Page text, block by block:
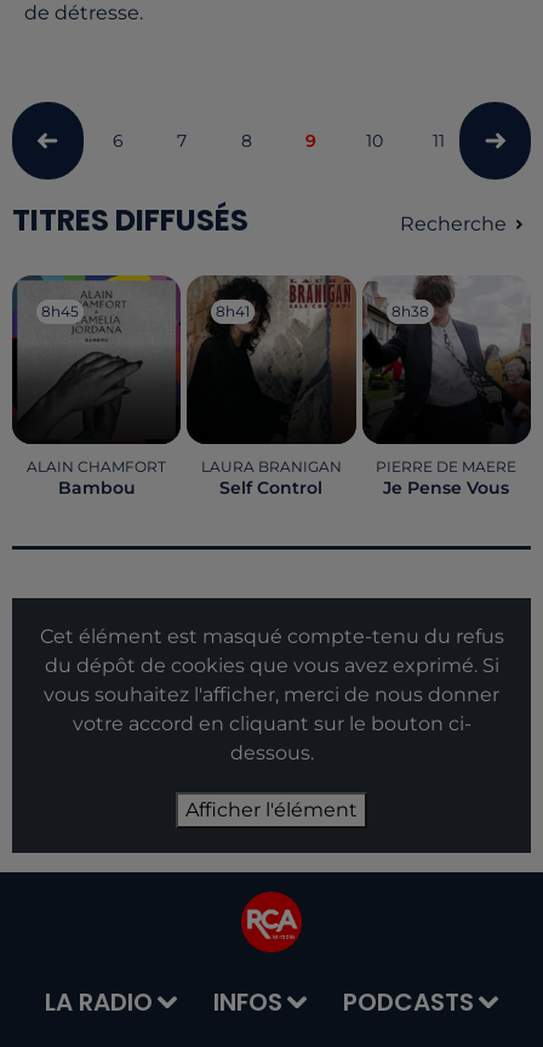
de détresse.
6 7 8 9 10 11 12
TITRES DIFFUSÉS Recherche
8h45
8h45
ALAIN CHAMFORT
Bambou
8h41
8h41
LAURA BRANIGAN
Self Control
8h38
8h38
PIERRE DE MAERE
Je Pense Vous
Cet élément est masqué compte-tenu du refus
du dépôt de cookies que vous avez exprimé. Si
vous souhaitez l'afficher, merci de nous donner
votre accord en cliquant sur le bouton ci-
dessous.
Afficher l'élément
LA RADIO INFOS
PODCASTS